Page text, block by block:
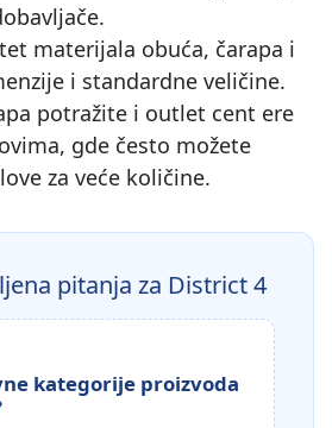
materijala obuća, čarapa i
i standardne veličine.
potražite i outlet cent ere
gde često možete
za veće količine.
pitanja za District 4
kategorije proizvoda